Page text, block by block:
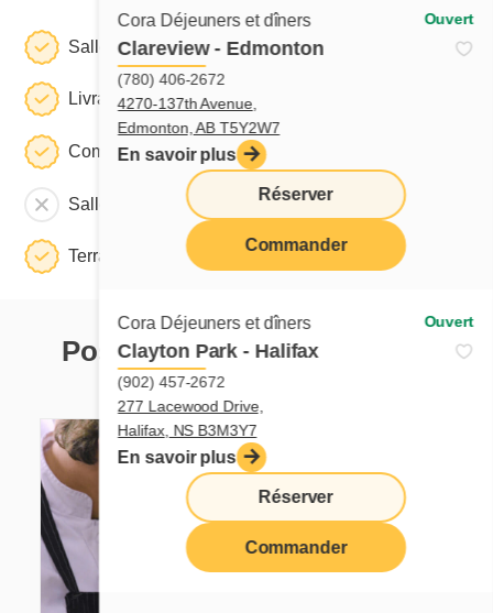
Cora Déjeuners et dîners Ouvert
Clareview - Edmonton
(780) 406-2672
4270-137th Avenue,
Edmonton, AB T5Y2W7
En savoir plus
Réserver
Commander
Cora Déjeuners et dîners Ouvert
Clayton Park - Halifax
(902) 457-2672
277 Lacewood Drive,
Halifax, NS B3M3Y7
En savoir plus
Réserver
Commander
Salle à manger
Livraison
Commande à emporter
Salle de réunion
Terrasse
Postuler dans ce restaurant
Postes présentement disponibles